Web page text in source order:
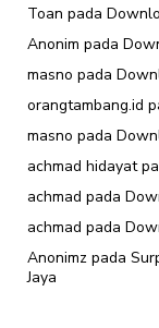
Toan pada
Anonim pada
masno pada
orangtambang.id
masno pada
achmad hidayat
achmad pada
achmad pada
Anonimz pada
Jaya